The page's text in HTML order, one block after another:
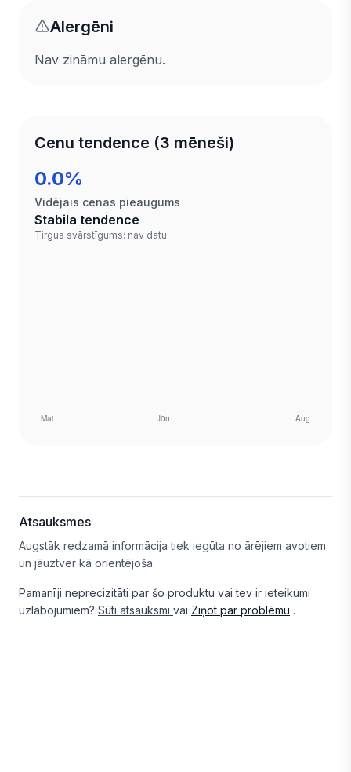
Alergēni
Nav zināmu alergēnu.
Cenu tendence (3 mēneši)
0.0%
Vidējais cenas pieaugums
Stabila tendence
Tirgus svārstīgums: nav datu
Atsauksmes
Augstāk redzamā informācija tiek iegūta no ārējiem avotiem
un jāuztver kā orientējoša.
Pamanīji neprecizitāti par šo produktu vai tev ir ieteikumi
uzlabojumiem? Sūti atsauksmi vai Ziņot par problēmu .